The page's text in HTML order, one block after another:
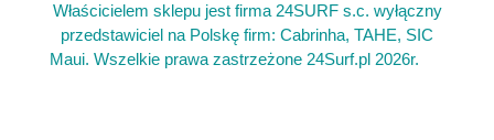
Właścicielem sklepu jest firma 24SURF s.c. wyłączny
przedstawiciel na Polskę firm: Cabrinha, TAHE, SIC
Maui. Wszelkie prawa zastrzeżone 24Surf.pl 2026r.